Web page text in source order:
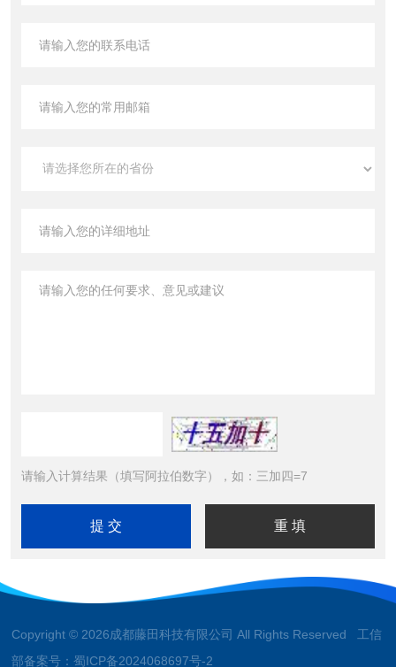
请输入计算结果（填写阿拉伯数字），如：三加四=7
Copyright © 2026成都藤田科技有限公司 All Rights Reserved 工信
部备案号：蜀ICP备2024068697号-2